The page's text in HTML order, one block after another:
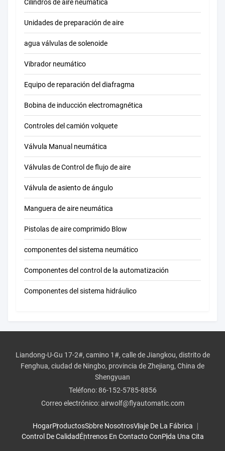
Cilindros de aire neumática
Unidades de preparación de aire
agua válvulas de solenoide
Vibrador neumático
Equipo de reparación del diafragma
Bobina de inducción electromagnética
Controles del camión volquete
Válvula Manual neumática
Válvulas de Control de flujo de aire
Válvula de asiento de ángulo
Manguera de aire neumática
Pistolas de aire comprimido Blow
componentes del sistema neumático
Componentes del control de la automatización
Componentes del sistema hidráulico
Liandong-U-Gu 17-2#, camino 1#, calle de Jiangkou, distrito de
Fenghua, ciudad de Ningbo, provincia de Zhejiang, China de
Shengyuan
Teléfono:86-152-5785-8856
Correo electrónico:airwolf@flyautomatic.com
HogarProductosSobre NosotrosViaje De La Fábrica
Control De CalidadÉntrenos En Contacto ConPida Una Cita